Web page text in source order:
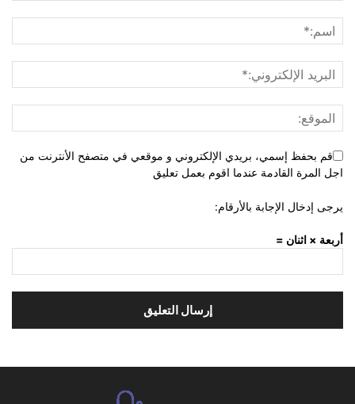
قم بحفظ إسمي، بريدي الإلكتروني و موقعي في متصفح الأنترنت من
اجل المرة القادمة عندما اقوم بعمل تعليق
يرجى إدخال الإجابة بالأرقام:
أربعة × اثنان =